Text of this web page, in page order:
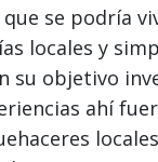
se podría
locales y
su objetivo
ahí